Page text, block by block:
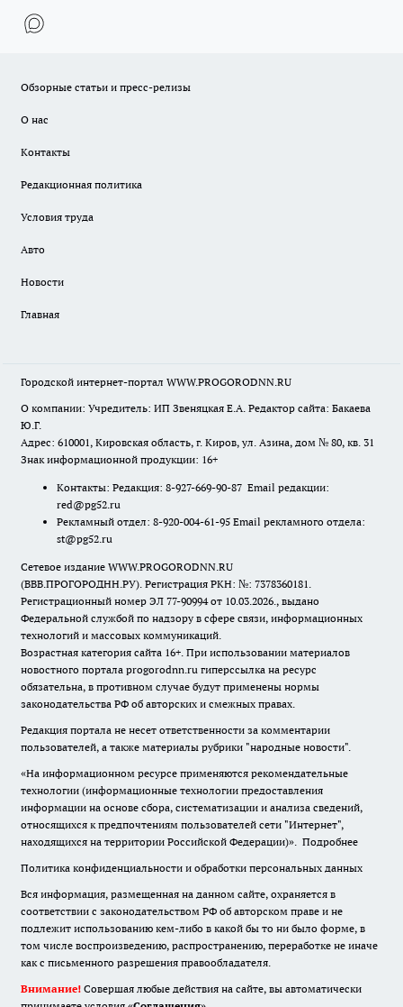
Обзорные статьи и пресс-релизы
О нас
Контакты
Редакционная политика
Условия труда
Авто
Новости
Главная
Городской интернет-портал WWW.PROGORODNN.RU
О компании: Учредитель: ИП Звеняцкая Е.А. Редактор сайта: Бакаева
Ю.Г.
Адрес: 610001, Кировская область, г. Киров, ул. Азина, дом № 80, кв. 31
Знак информационной продукции: 16+
Контакты: Редакция: 8-927-669-90-87 Email редакции:
red@pg52.ru
Рекламный отдел: 8-920-004-61-95 Email рекламного отдела:
st@pg52.ru
Сетевое издание WWW.PROGORODNN.RU
(ВВВ.ПРОГОРОДНН.РУ). Регистрация РКН: №: 7378360181.
Регистрационный номер ЭЛ 77-90994 от 10.03.2026., выдано
Федеральной службой по надзору в сфере связи, информационных
технологий и массовых коммуникаций.
Возрастная категория сайта 16+. При использовании материалов
новостного портала progorodnn.ru гиперссылка на ресурс
обязательна, в противном случае будут применены нормы
законодательства РФ об авторских и смежных правах.
Редакция портала не несет ответственности за комментарии
пользователей, а также материалы рубрики "народные новости".
«На информационном ресурсе применяются рекомендательные
технологии (информационные технологии предоставления
информации на основе сбора, систематизации и анализа сведений,
относящихся к предпочтениям пользователей сети "Интернет",
находящихся на территории Российской Федерации)». Подробнее
Политика конфиденциальности и обработки персональных данных
Вся информация, размещенная на данном сайте, охраняется в
соответствии с законодательством РФ об авторском праве и не
подлежит использованию кем-либо в какой бы то ни было форме, в
том числе воспроизведению, распространению, переработке не иначе
как с письменного разрешения правообладателя.
Внимание! Совершая любые действия на сайте, вы автоматически